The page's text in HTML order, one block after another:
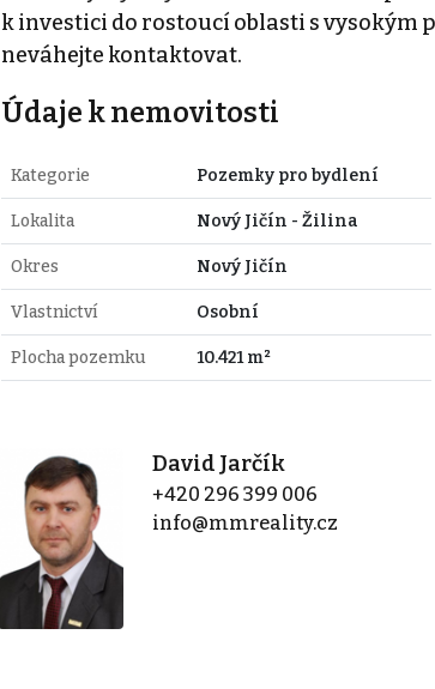
k investici do rostoucí oblasti s vysokým
neváhejte kontaktovat.
Údaje k nemovitosti
Kategorie Pozemky pro bydlení
Lokalita Nový Jičín - Žilina
Okres Nový Jičín
Vlastnictví Osobní
Plocha pozemku 10.421 m²
David Jarčík
+420 296 399 006
info@mmreality.cz